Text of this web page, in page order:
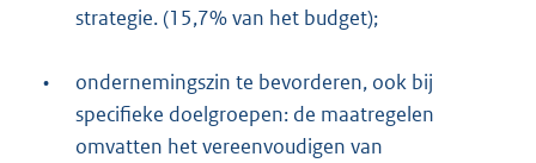
strategie. (15,7% van het budget);
•
ondernemingszin te bevorderen, ook bij
specifieke doelgroepen: de maatregelen
omvatten het vereenvoudigen van